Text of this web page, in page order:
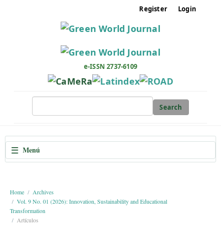
i
o
n
a
i
n
Register Login
e-ISSN 2737-6109
Search
☰ Menú
Home
Archives
Vol. 9 No. 01 (2026): Innovation, Sustainability and Educational
Transformation
Artículos